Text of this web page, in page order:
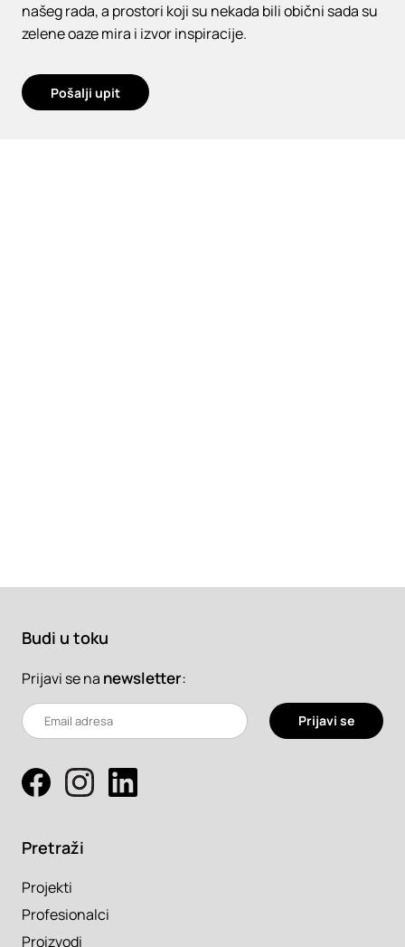
našeg rada, a prostori koji su nekada bili obični sada su
zelene oaze mira i izvor inspiracije.
Pošalji upit
Budi u toku
Prijavi se na newsletter:
Prijavi se
Pretraži
Projekti
Profesionalci
Proizvodi